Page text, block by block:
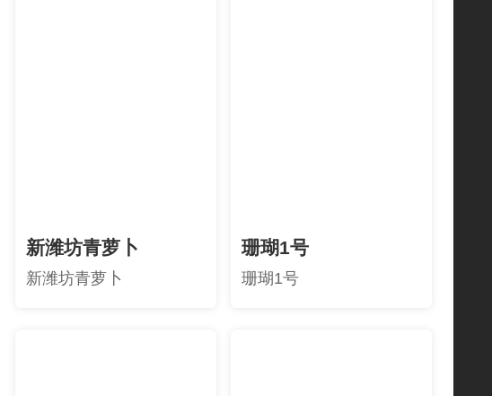
新潍坊青萝卜
新潍坊青萝卜
珊瑚1号
珊瑚1号